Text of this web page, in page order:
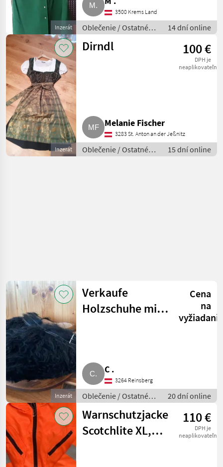
Inzerát
3500 Krems Land
Oblečenie / Ostatné
oblečenie
14 dní online
Inzerát
Dirndl 100 €
DPH je
neaplikovateľné
Melanie Fischer
3283 St. Anton an der Jeßnitz
Oblečenie / Ostatné
oblečenie
15 dní online
Inzerát
Verkaufe
Holzschuhe mit
Cena
na
C .
3264 Reinsberg
Oblečenie / Ostatné
oblečenie
20 dní online
Warnschutzjacke
Scotchlite XL,
110 €
DPH je
neaplikovateľné